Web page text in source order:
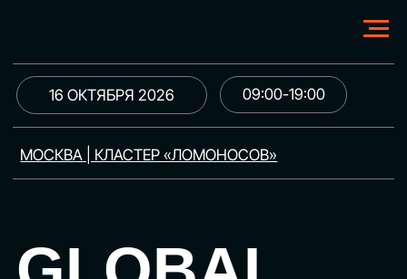
МОСКВА | КЛАСТЕР «ЛОМОНОСОВ»
GLOBAL
TECH
09:00-19:00
16 ОКТЯБРЯ 2026